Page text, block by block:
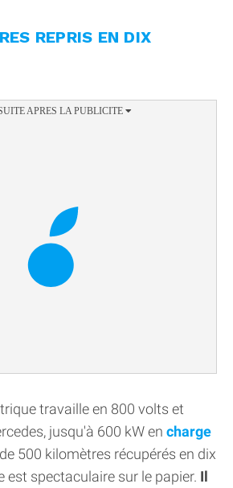
REPRIS EN DIX
travaille en 800 volts et
jusqu'à 600 kW en charge
500 kilomètres récupérés en dix
est spectaculaire sur le papier. Il